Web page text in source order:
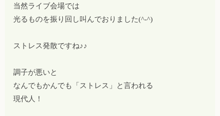
当然ライブ会場では
光るものを振り回し叫んでおりました(^-^)
ストレス発散ですね♪♪
調子が悪いと
なんでもかんでも「ストレス」と言われる
現代人！